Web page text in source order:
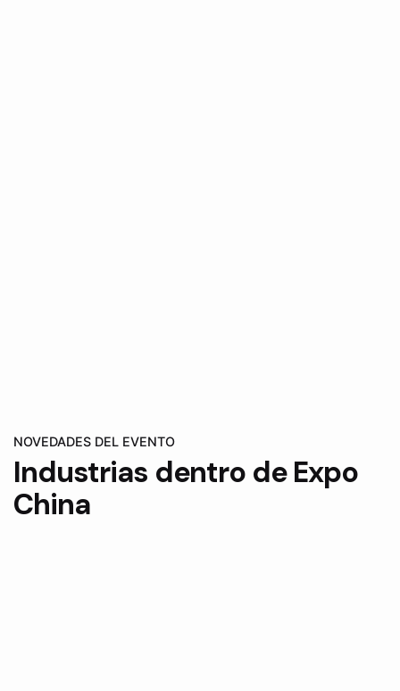
NOVEDADES DEL EVENTO
Industrias dentro de Expo
China